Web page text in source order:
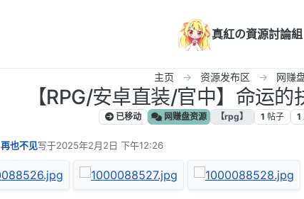
真紅の資源討論組
主页 资源发布区 网赚
【RPG/安卓直装/官中】命运
已移动 网赚盘资源 【rpg】 1 帖子 1
再也不见写于2025年2月2日 下午12:26
最后由 编辑